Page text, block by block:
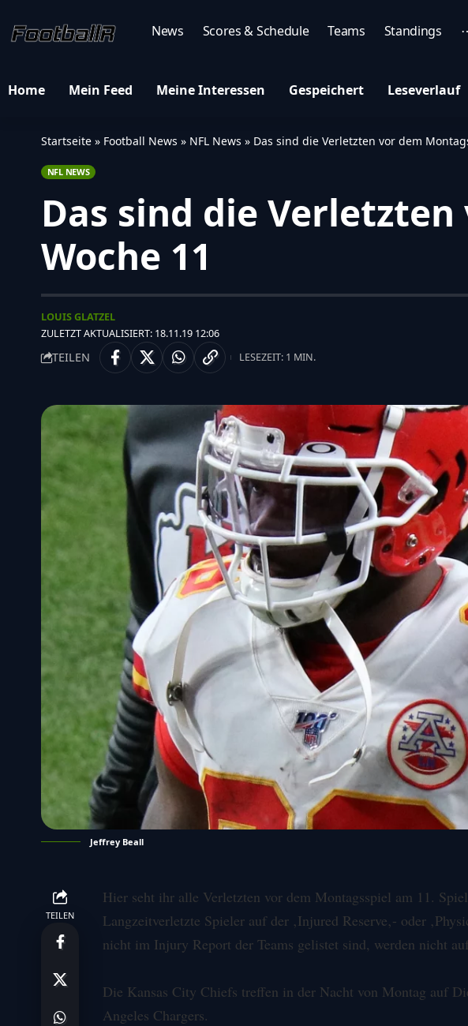
News Scores & Schedule Teams Standings
Home Mein Feed Meine Interessen Gespeichert Leseverlauf
Startseite » Football News » NFL News » Das sind die Verletzten vor dem
NFL NEWS
Das sind die
Woche 11
ZULETZT AKTUALISIERT: 18.11.19 12:06
LOUIS GLATZEL
TEILEN LESEZEIT: 1 MIN.
Jeffrey Beall
TEILEN
Hier seht ihr alle Verletzten vor dem Montagsspiel am 11.
Langzeitverletzte Spieler auf der ‚Injured Reserve‚- oder
nicht im Injury Report der Teams gelistet sind, werden nicht
Die Kansas City Chiefs treffen in der Nacht von Montag auf
Angeles Chargers.